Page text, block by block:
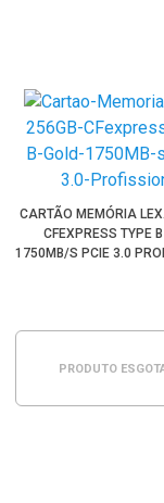
CARTÃO MEMÓRIA
CFEXPRESS TYPE
1750MB/S PCIE 3.0
PRODUTO